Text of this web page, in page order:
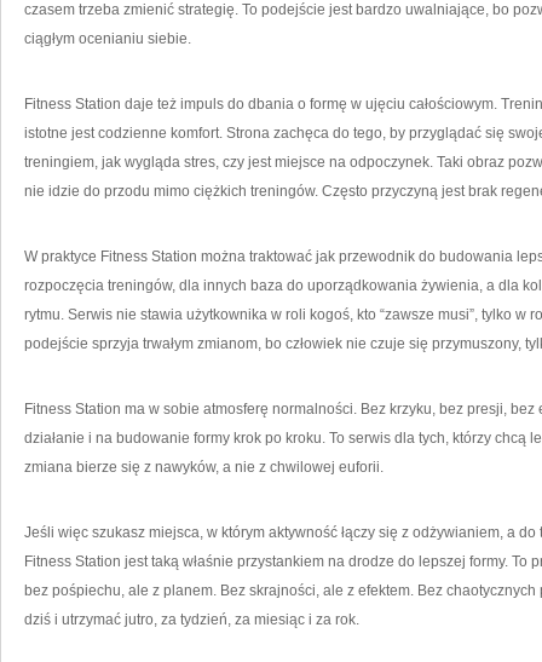
czasem trzeba zmienić strategię. To podejście jest bardzo uwalniające, bo
ciągłym ocenianiu siebie.
Fitness Station daje też impuls do dbania o formę w ujęciu całościowym.
istotne jest codzienne komfort. Strona zachęca do tego, by przyglądać się
treningiem, jak wygląda stres, czy jest miejsce na odpoczynek. Taki obraz
nie idzie do przodu mimo ciężkich treningów. Często przyczyną jest brak
W praktyce Fitness Station można traktować jak przewodnik do budowania
rozpoczęcia treningów, dla innych baza do uporządkowania żywienia, a dla
rytmu. Serwis nie stawia użytkownika w roli kogoś, kto “zawsze musi”, tylko w
podejście sprzyja trwałym zmianom, bo człowiek nie czuje się przymuszony,
Fitness Station ma w sobie atmosferę normalności. Bez krzyku, bez presji,
działanie i na budowanie formy krok po kroku. To serwis dla tych, którzy chcą
zmiana bierze się z nawyków, a nie z chwilowej euforii.
Jeśli więc szukasz miejsca, w którym aktywność łączy się z odżywianiem, a
Fitness Station jest taką właśnie przystankiem na drodze do lepszej formy. To
bez pośpiechu, ale z planem. Bez skrajności, ale z efektem. Bez
dziś i utrzymać jutro, za tydzień, za miesiąc i za rok.